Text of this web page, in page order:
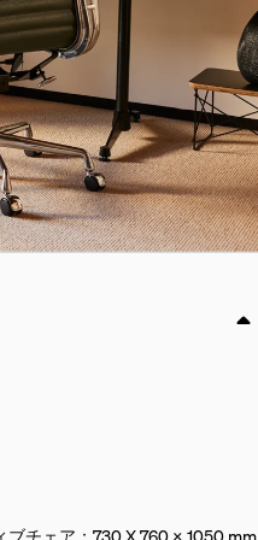
ブチェア：730 X 760 X 1050 mm